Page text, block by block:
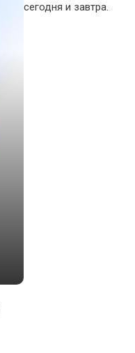
сегодня и завтра.